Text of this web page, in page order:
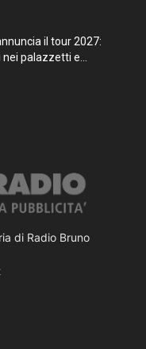
il tour 2027:
palazzetti e...
di Radio Bruno